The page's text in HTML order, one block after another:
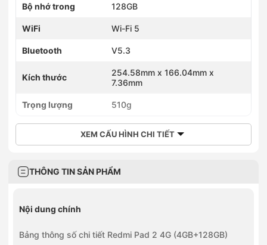
Bộ nhớ trong 128GB
WiFi Wi-Fi 5
Bluetooth V5.3
Kích thước
254.58mm x 166.04mm x
7.36mm
Trọng lượng 510g
XEM CẤU HÌNH CHI TIẾT
THÔNG TIN SẢN PHẨM
Nội dung chính
Bảng thông số chi tiết Redmi Pad 2 4G (4GB+128GB)